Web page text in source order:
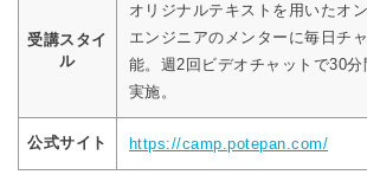
受講スタイ
ル
オリジナルテキストを用いたオ
エンジニアのメンターに毎日チ
能。週2回ビデオチャットで30
実施。
公式サイト https://camp.potepan.com/